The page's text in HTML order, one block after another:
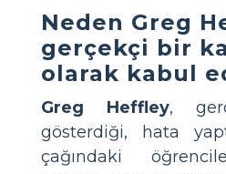
Neden Greg
gerçekçi bir
olarak kabul
Greg Heffley,
gösterdiği, hata
çağındaki